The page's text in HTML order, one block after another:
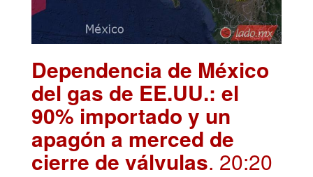
Dependencia de México
del gas de EE.UU.: el
90% importado y un
apagón a merced de
cierre de válvulas. 20:20